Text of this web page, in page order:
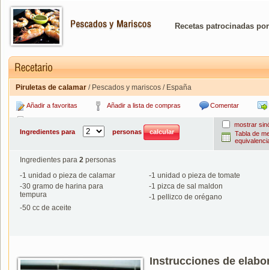
Recetas patrocinadas
Piruletas de calamar / Pescados y mariscos / España
Añadir a favoritas Añadir a lista de compras Comentar
Ingredientes para
personas
mostrar
Tabla de
Ingredientes para 2 personas
-1 unidad o pieza de calamar -1 unidad o pieza de tomate
-30 gramo de harina para
tempura
-1 pizca de sal maldon
-1 pellizco de orégano
-50 cc de aceite
Instrucciones de